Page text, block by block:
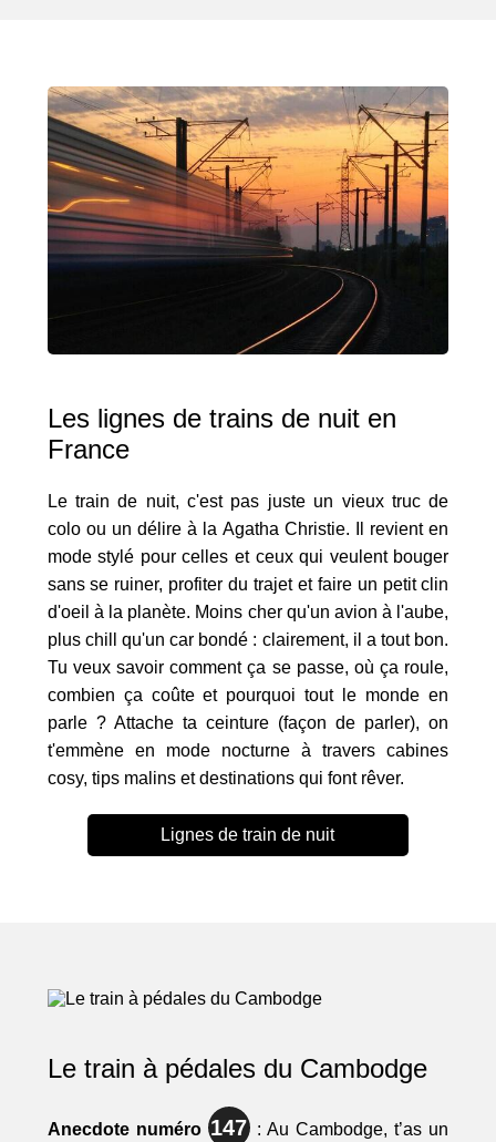
Les lignes de trains de nuit en
France
Le train de nuit, c'est pas juste un vieux truc de
colo ou un délire à la Agatha Christie. Il revient en
mode stylé pour celles et ceux qui veulent bouger
sans se ruiner, profiter du trajet et faire un petit clin
d'oeil à la planète. Moins cher qu'un avion à l'aube,
plus chill qu'un car bondé : clairement, il a tout bon.
Tu veux savoir comment ça se passe, où ça roule,
combien ça coûte et pourquoi tout le monde en
parle ? Attache ta ceinture (façon de parler), on
t'emmène en mode nocturne à travers cabines
cosy, tips malins et destinations qui font rêver.
Lignes de train de nuit
Le train à pédales du Cambodge
Anecdote numéro 147: Au Cambodge, t’as un